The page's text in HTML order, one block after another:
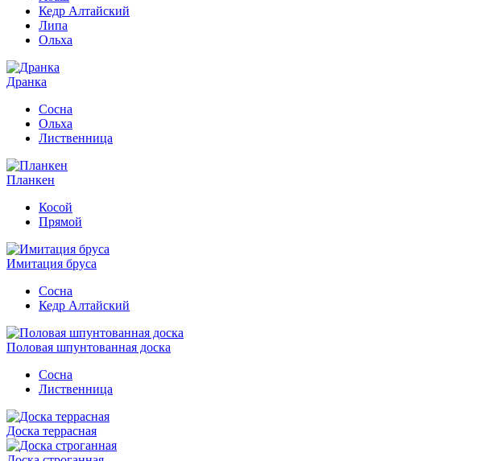
Кедр Алтайский
Липа
Ольха
Дранка
Сосна
Ольха
Лиственница
Планкен
Косой
Прямой
Имитация бруса
Сосна
Кедр Алтайский
Половая шпунтованная доска
Сосна
Лиственница
Доска террасная